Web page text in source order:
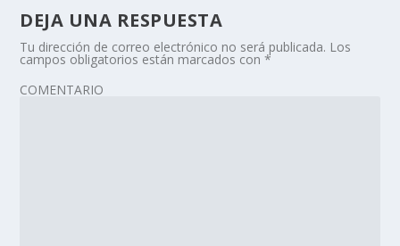
DEJA UNA RESPUESTA
Tu dirección de correo electrónico no será publicada. Los
campos obligatorios están marcados con*
COMENTARIO